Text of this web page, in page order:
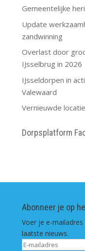
Gemeentelijke
Update
zandwinning
Overlast door
IJsselbrug in 2026
IJsseldorpen in
Valewaard
Vernieuwde
Dorpsplatform
Abonneer je op
Voer je e-
laatste nieuws.
E-